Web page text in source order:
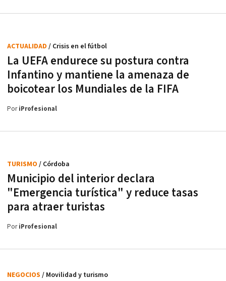
La UEFA endurece su postura contra
Infantino y mantiene la amenaza de
boicotear los Mundiales de la FIFA
ACTUALIDAD / Crisis en el fútbol
PoriProfesional
Municipio del interior declara
"Emergencia turística" y reduce tasas
para atraer turistas
TURISMO / Córdoba
PoriProfesional
NEGOCIOS / Movilidad y turismo